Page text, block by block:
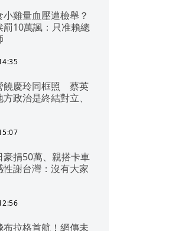
雞量血壓遭檢舉？
罰10萬諷：只准賴總
饒慶玲同框照 蔡英
政治是終結對立、
豪捐50萬、親搭卡車
謝台灣：沒有大家
布拉格首航！網傳未